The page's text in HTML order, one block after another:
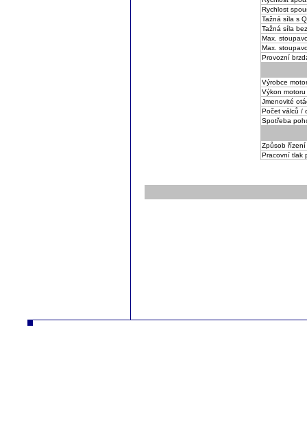
Rychlost
Tažná síla s Q
Tažná síla
Max.
Max.
Provozní
Výrobce
Výkon
Jmenovité
Počet válců /
Spotřeba
Způsob
Pracovní tlak